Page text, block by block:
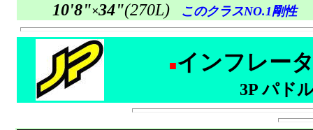
10'8"×34"(270L) このクラスNO.1剛性
■インフレー
3P パド